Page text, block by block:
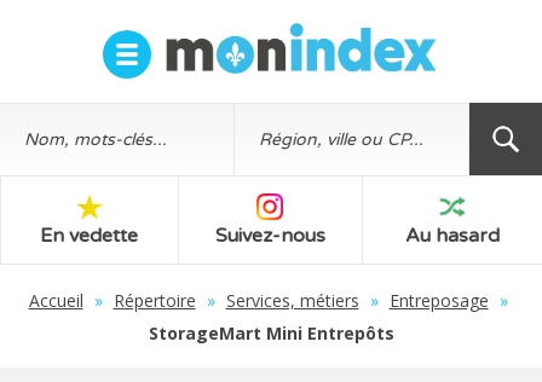
En vedette Suivez-nous Au hasard
Accueil » Répertoire » Services, métiers » Entreposage »
StorageMart Mini Entrepôts